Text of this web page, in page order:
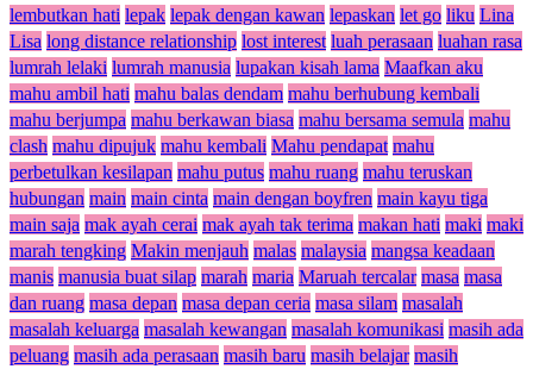
lembutkan hati lepak lepak dengan kawan lepaskan let go liku Lina
Lisa long distance relationship lost interest luah perasaan luahan rasa
lumrah lelaki lumrah manusia lupakan kisah lama Maafkan aku
mahu ambil hati mahu balas dendam mahu berhubung kembali
mahu berjumpa mahu berkawan biasa mahu bersama semula mahu
clash mahu dipujuk mahu kembali Mahu pendapat mahu
perbetulkan kesilapan mahu putus mahu ruang mahu teruskan
hubungan main main cinta main dengan boyfren main kayu tiga
main saja mak ayah cerai mak ayah tak terima makan hati maki maki
marah tengking Makin menjauh malas malaysia mangsa keadaan
manis manusia buat silap marah maria Maruah tercalar masa masa
dan ruang masa depan masa depan ceria masa silam masalah
masalah keluarga masalah kewangan masalah komunikasi masih ada
peluang masih ada perasaan masih baru masih belajar masih